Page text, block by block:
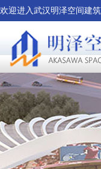
欢迎进入武汉明泽空间建